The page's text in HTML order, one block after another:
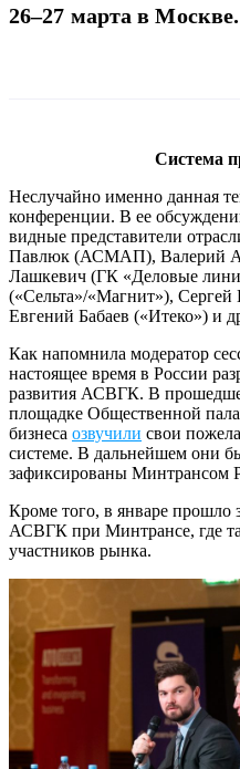
26–27 марта в Москве.
Система
Неслучайно именно данная
конференции. В ее
видные представители
Павлюк (АСМАП), Валерий
Лашкевич (ГК «Деловые
(«Сельта»/«Магнит»),
Евгений Бабаев («Итеко») и
Как напомнила модератор
настоящее время в России
развития АСВГК. В
площадке Общественной
бизнеса озвучили свои
системе. В дальнейшем они
зафиксированы Минтрансом
Кроме того, в январе прошло
АСВГК при Минтрансе, где
участников рынка.